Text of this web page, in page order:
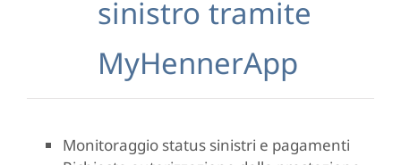
sinistro tramite
MyHennerApp
Monitoraggio status sinistri e pagamenti